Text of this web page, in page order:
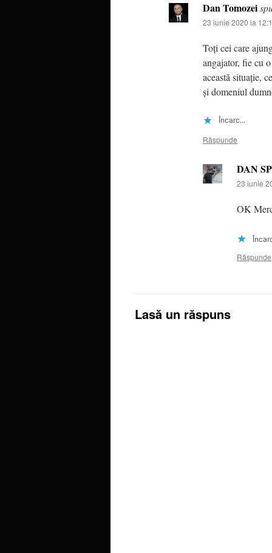
Dan Tomozei
23 iunie 2020 la
Toți cei care
angajator, fie cu
această situație,
și domeniul
Încarc...
Răspunde
DAN
23 iunie
OK
Răspunde
Lasă un răspuns